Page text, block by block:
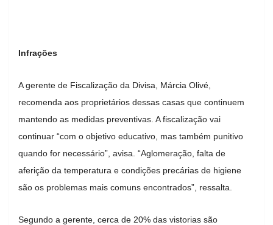
Infrações
A gerente de Fiscalização da Divisa, Márcia Olivé,
recomenda aos proprietários dessas casas que continuem
mantendo as medidas preventivas. A fiscalização vai
continuar “com o objetivo educativo, mas também punitivo
quando for necessário”, avisa. “Aglomeração, falta de
aferição da temperatura e condições precárias de higiene
são os problemas mais comuns encontrados”, ressalta.
Segundo a gerente, cerca de 20% das vistorias são